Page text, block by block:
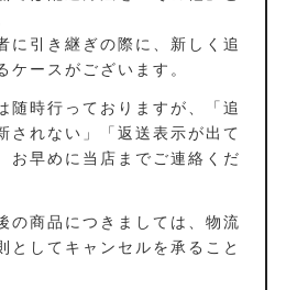
に引き継ぎの際に、新しく追
ケースがございます。
随時行っておりますが、「追
されない」「返送表示が出て
お早めに当店までご連絡くだ
の商品につきましては、物流
としてキャンセルを承ること